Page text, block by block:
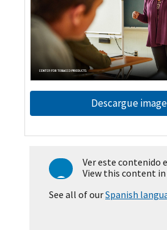
Descargue
Ver este contenido
View this content in
See all of ourSpanish